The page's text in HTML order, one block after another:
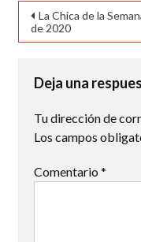
de
entradas
La Chica de la
de 2020
Deja una
Tu dirección de
Los campos
Comentario *